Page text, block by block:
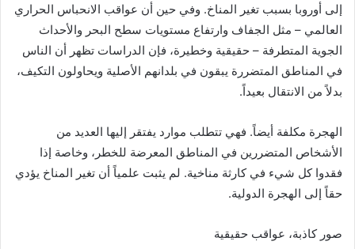
إلى أوروبا بسبب تغير المناخ. وفي حين أن عواقب الانحباس الحراري
العالمي – مثل الجفاف وارتفاع مستويات سطح البحر والأحداث
الجوية المتطرفة – حقيقية وخطيرة، فإن الدراسات تظهر أن الناس
في المناطق المتضررة يبقون في بلدانهم الأصلية ويحاولون التكيف،
بدلاً من الانتقال بعيداً.
الهجرة مكلفة أيضاً. فهي تتطلب موارد يفتقر إليها العديد من
الأشخاص المتضررين في المناطق المعرضة للخطر، وخاصة إذا
فقدوا كل شيء في كارثة مناخية. لم يثبت علمياً أن تغير المناخ يؤدي
حقاً إلى الهجرة الدولية.
صور كاذبة، عواقب حقيقية